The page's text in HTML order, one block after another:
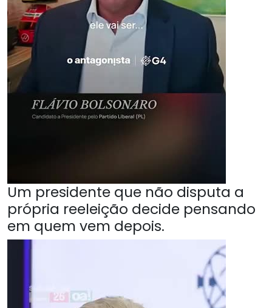
Um presidente que não disputa a
própria reeleição decide pensando
em quem vem depois.